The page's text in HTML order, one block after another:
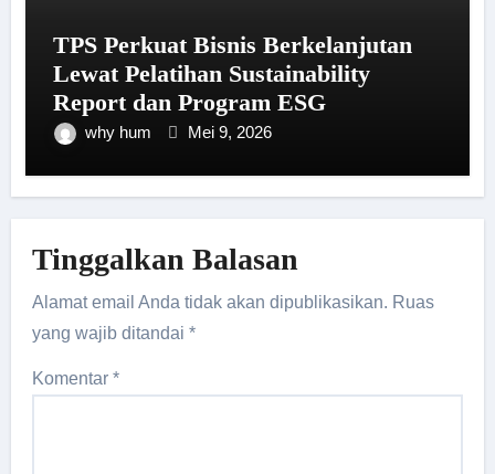
TPS Perkuat Bisnis Berkelanjutan
Lewat Pelatihan Sustainability
Report dan Program ESG
why hum Mei 9, 2026
Tinggalkan Balasan
Alamat email Anda tidak akan dipublikasikan. Ruas
yang wajib ditandai*
Komentar*